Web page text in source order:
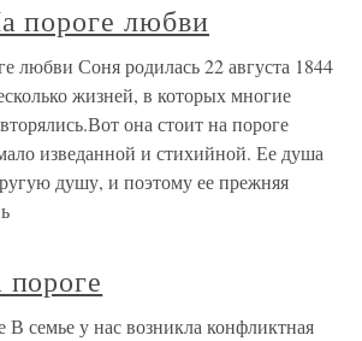
пороге любви
любви Соня родилась 22 августа 1844
жизней, в которых многие
она стоит на пороге
изведанной и стихийной. Ее душа
душу, и поэтому ее прежняя
В семье у нас возникла конфликтная